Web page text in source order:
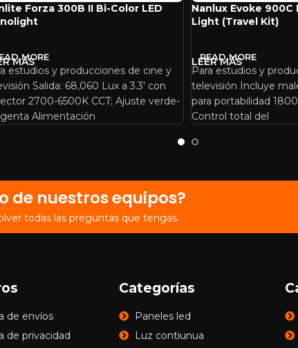
Forza 300B II Bi-Color LED
MORE
estudios y producciones de cine y
Salida: 68,060 Lux a 3.3′ con
2700-6500K CCT; Ajuste verde-
Alimentación
Nanlux Evoke 900C
Light (Travel Kit)
READ MORE
Para estudios y
televisión Incluye
para portabilidad
Control total del
de nuestros equipos?
todas las preguntas que tengas.
de envíos
de privacidad
Categorías
Paneles led
Luz contiunua